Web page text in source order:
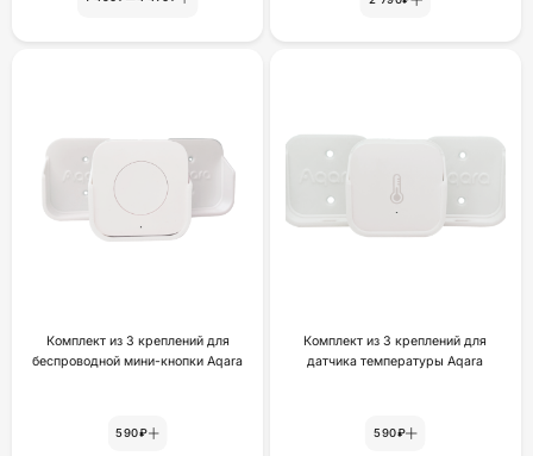
Комплект из 3 креплений для
беспроводной мини-кнопки Aqara
590₽
Комплект из 3 креплений для
датчика температуры Aqara
590₽